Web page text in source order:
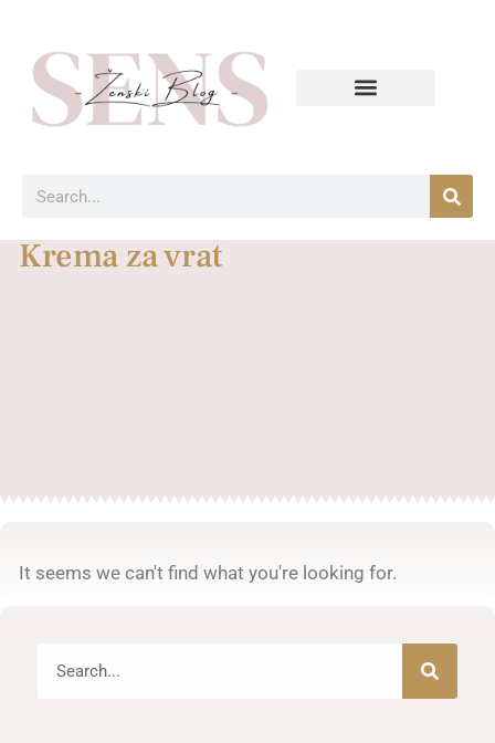
Krema za vrat
It seems we can't find what you're looking for.